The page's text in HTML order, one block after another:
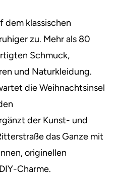
dem klassischen
zu. Mehr als 80
Schmuck,
und Naturkleidung.
die Weihnachtsinsel
der Kunst- und
das Ganze mit
originellen
Charme.